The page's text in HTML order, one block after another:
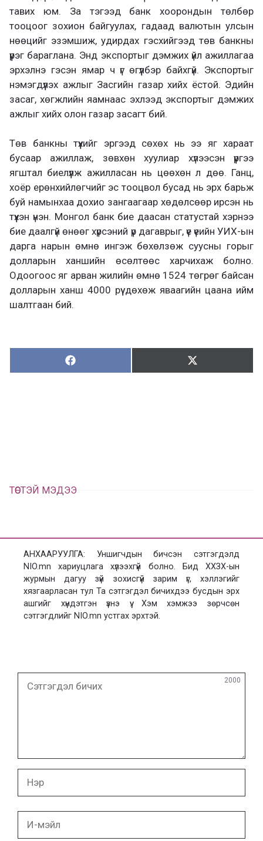
тавих юм. За тэгээд банк хоорондын төлбөр
тооцоог зохион байгуулах, гадаад валютын улсын
нөөцийг эзэмшиж, удирдах гэсхийгээд төв банкны
үүрэг бараглана. Энд экспортыг дэмжих үйл ажиллагаа
эрхэлнэ гэсэн ямар ч үг өгүүлбэр байхгүй. Экспортыг
нэмэгдүүлэх ажлыг Засгийн газар хийх ёстой. Эдийн
засаг, хөгжлийн яамнаас эхлээд экспортыг дэмжих
ажлыг хийх олон газар засагт бий.
Төв банкны түүхийг эргээд сөхөх нь ээ яг хараат
бусаар ажиллаж, зөвхөн хуулиар хүлээсэн үүргээ
ягштал биелүүлж ажилласан нь цөөхөн л дөө. Ганц,
хоёр ерөнхийлөгчийг эс тооцвол бусад нь эрх барьж
буй намынхаа дохио зангаагаар хөдөлсөөр ирсэн нь
түүхэн үнэн. Монгол банк бие даасан статустай хэрнээ
бие даалгүй өнөөг хүрсэний үр дагаврыг, үе үеийн УИХ-ын
дарга нарын өмнө ингэж бөхөлзөж суусны горыг
долларын ханшийн өсөлтөөс харчихаж болно.
Одоогоос яг арван жилийн өмнө 1524 төгрөг байсан
долларын ханш 4000 рүү дөхөж яваагийн цаана ийм
шалтгаан бий.
Хуваалцах:
Х
у
Түгээх:
Т
ТӨСТЭЙ МЭДЭЭ
АНХААРУУЛГА: Уншигчдын бичсэн сэтгэгдэлд
NIO.mn хариуцлага хүлээхгүй болно. Бид ХХЗХ-ын
журмын дагуу зүй зохисгүй зарим үг, хэллэгийг
хязгаарласан тул Та сэтгэгдэл бичихдээ бусдын эрх
ашгийг хүндэтгэн үзнэ үү. Хэм хэмжээ зөрчсөн
сэтгэгдлийг NIO.mn устгах эрхтэй.
бичих
2000